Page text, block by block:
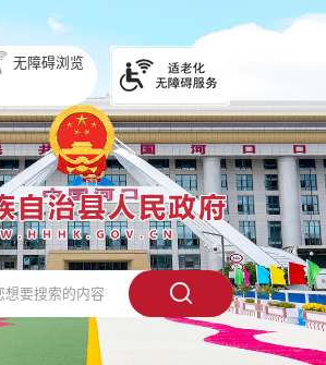
无障碍浏览